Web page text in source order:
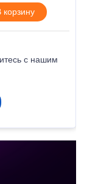
корзину
с нашим